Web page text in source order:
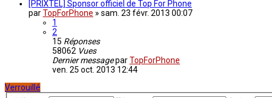
[PRIXTEL] Sponsor officiel de Top For Phone
parTopForPhone » sam. 23 févr. 2013 00:07
1
2
15 Réponses
58062 Vues
Dernier messageparTopForPhone
ven. 25 oct. 2013 12:44
Verrouillé